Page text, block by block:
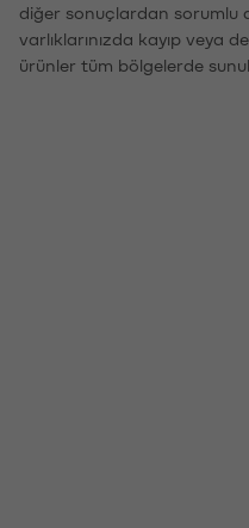
diğer sonuçlardan sorumlu
varlıklarınızda kayıp veya
ürünler tüm bölgelerde